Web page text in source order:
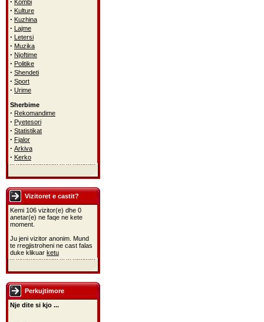
Kombi
· Kulture
· Kuzhina
· Lajme
· Letersi
· Muzika
· Njoftime
· Politike
· Shendeti
· Sport
· Urime
Sherbime
· Rekomandime
· Pyetesori
· Statistikat
· Fjalor
· Arkiva
· Kerko
Vizitoret e castit?
Kemi 106 vizitor(e) dhe 0
anetar(e) ne faqe ne kete
moment.
Ju jeni vizitor anonim. Mund
te rregjistroheni ne cast falas
duke klikuar ketu
Perkujtimore
Nje dite si kjo ...